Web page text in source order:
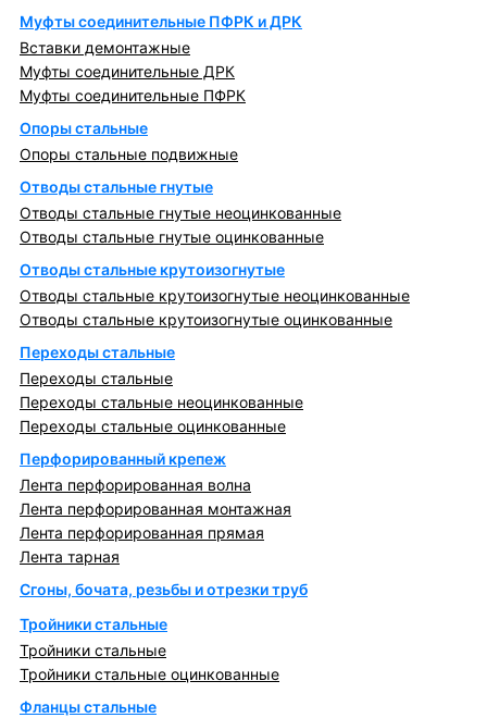
Муфты соединительные ПФРК и ДРК
Вставки демонтажные
Муфты соединительные ДРК
Муфты соединительные ПФРК
Опоры стальные
Опоры стальные подвижные
Отводы стальные гнутые
Отводы стальные гнутые неоцинкованные
Отводы стальные гнутые оцинкованные
Отводы стальные крутоизогнутые
Отводы стальные крутоизогнутые неоцинкованные
Отводы стальные крутоизогнутые оцинкованные
Переходы стальные
Переходы стальные
Переходы стальные неоцинкованные
Переходы стальные оцинкованные
Перфорированный крепеж
Лента перфорированная волна
Лента перфорированная монтажная
Лента перфорированная прямая
Лента тарная
Сгоны, бочата, резьбы и отрезки труб
Тройники стальные
Тройники стальные
Тройники стальные оцинкованные
Фланцы стальные